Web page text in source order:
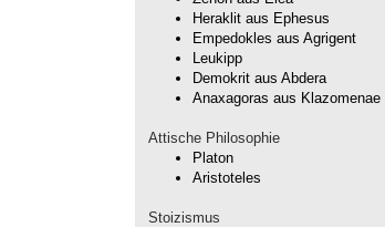
Heraklit aus Ephesus
Empedokles aus Agrigent
Leukipp
Demokrit aus Abdera
Anaxagoras aus Klazomenae
Attische Philosophie
Platon
Aristoteles
Stoizismus